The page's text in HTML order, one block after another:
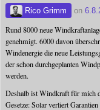
Rico Grimm on
Rund 8000 neue
genehmigt. 6000 davon
Windenergie die neue
der schon durchgeplanten
werden.
Deshalb ist Windkraft für mich
Gesetze: Solar verliert